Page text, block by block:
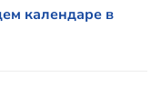
календаре в